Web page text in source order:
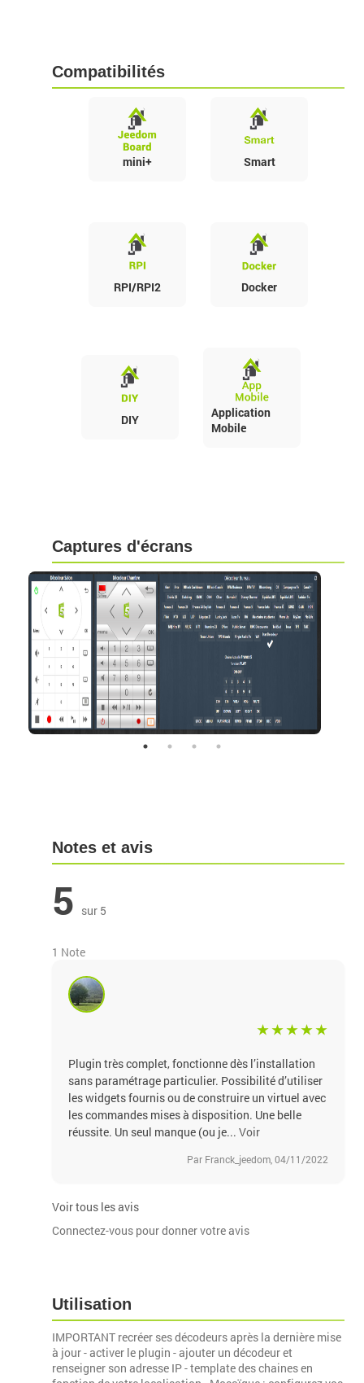
Compatibilités
mini+ Smart
RPI/RPI2 Docker
DIY
Application
Mobile
Captures d'écrans
Notes et avis
5 sur 5
1 Note
Plugin très complet, fonctionne dès l’installation
sans paramétrage particulier. Possibilité d’utiliser
les widgets fournis ou de construire un virtuel avec
les commandes mises à disposition. Une belle
réussite. Un seul manque (ou je...Voir
Par Franck_jeedom, 04/11/2022
Voir tous les avis
Connectez-vous pour donner votre avis
Utilisation
IMPORTANT recréer ses décodeurs après la dernière mise
à jour - activer le plugin - ajouter un décodeur et
renseigner son adresse IP - template des chaines en